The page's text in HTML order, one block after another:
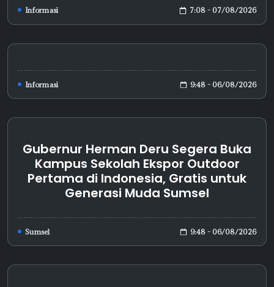
Informasi 7:08 - 07/08/2026
Informasi 9:48 - 06/08/2026
Gubernur Herman Deru Segera Buka
Kampus Sekolah Ekspor Outdoor
Pertama di Indonesia, Gratis untuk
Generasi Muda Sumsel
Sumsel 9:48 - 06/08/2026